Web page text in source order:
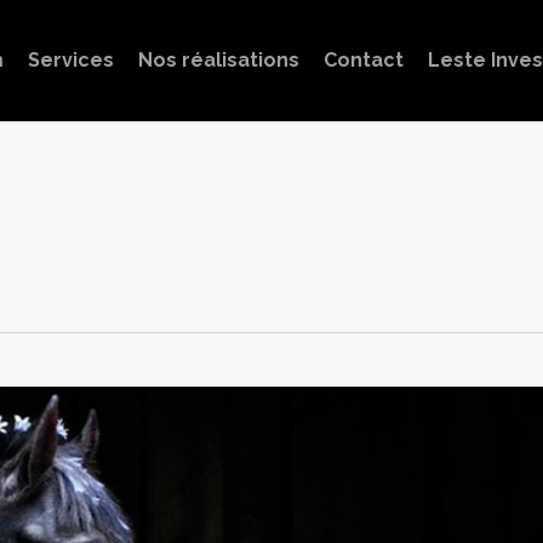
Services Nos réalisations Contact Leste